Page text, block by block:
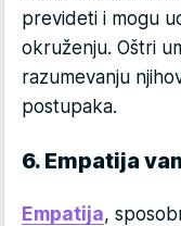
prevideti i mogu
okruženju. Oštri
razumevanju
postupaka.
6. Empatija
Empatija,